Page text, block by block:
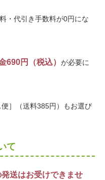
・代引き手数料が0円にな
690円（税込） が必要に
］（送料385円）もお選び
て
送はお受けできませ